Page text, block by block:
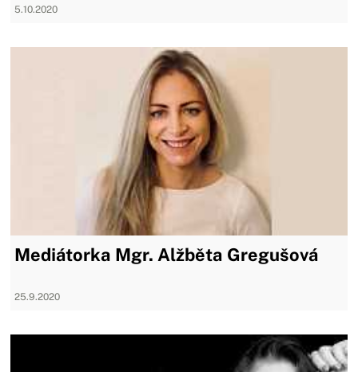
5.10.2020
Mediátorka Mgr. Alžběta Gregušová
25.9.2020